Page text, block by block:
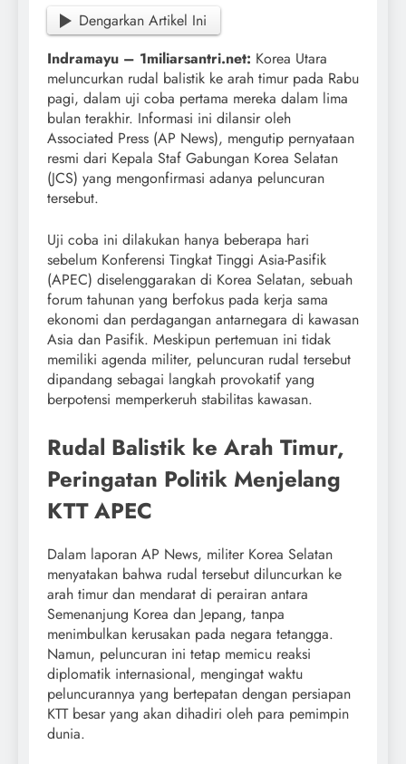
Dengarkan Artikel Ini
Indramayu – 1miliarsantri.net: Korea Utara
meluncurkan rudal balistik ke arah timur pada Rabu
pagi, dalam uji coba pertama mereka dalam lima
bulan terakhir. Informasi ini dilansir oleh
Associated Press (AP News), mengutip pernyataan
resmi dari Kepala Staf Gabungan Korea Selatan
(JCS) yang mengonfirmasi adanya peluncuran
tersebut.
Uji coba ini dilakukan hanya beberapa hari
sebelum Konferensi Tingkat Tinggi Asia-Pasifik
(APEC) diselenggarakan di Korea Selatan, sebuah
forum tahunan yang berfokus pada kerja sama
ekonomi dan perdagangan antarnegara di kawasan
Asia dan Pasifik. Meskipun pertemuan ini tidak
memiliki agenda militer, peluncuran rudal tersebut
dipandang sebagai langkah provokatif yang
berpotensi memperkeruh stabilitas kawasan.
Rudal Balistik ke Arah Timur,
Peringatan Politik Menjelang
KTT APEC
Dalam laporan AP News, militer Korea Selatan
menyatakan bahwa rudal tersebut diluncurkan ke
arah timur dan mendarat di perairan antara
Semenanjung Korea dan Jepang, tanpa
menimbulkan kerusakan pada negara tetangga.
Namun, peluncuran ini tetap memicu reaksi
diplomatik internasional, mengingat waktu
peluncurannya yang bertepatan dengan persiapan
KTT besar yang akan dihadiri oleh para pemimpin
dunia.